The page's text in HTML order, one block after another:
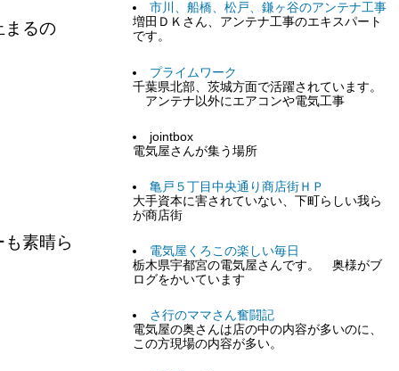
まるの
素晴ら
市川、船橋、松戸、鎌ヶ谷のアンテナ工事
増田ＤＫさん、アンテナ工事のエキスパート
です。
プライムワーク
千葉県北部、茨城方面で活躍されています。
アンテナ以外にエアコンや電気工事
jointbox
電気屋さんが集う場所
亀戸５丁目中央通り商店街ＨＰ
大手資本に害されていない、下町らしい我ら
が商店街
電気屋くろこの楽しい毎日
栃木県宇都宮の電気屋さんです。 奥様がブ
ログをかいています
さ行のママさん奮闘記
電気屋の奥さんは店の中の内容が多いのに、
この方現場の内容が多い。